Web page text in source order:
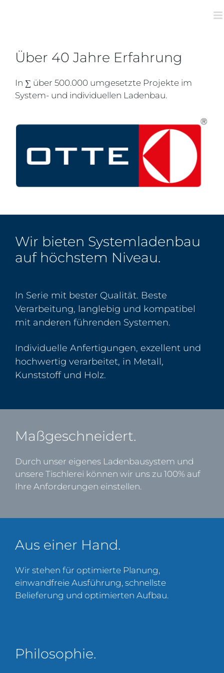
Über 40 Jahre Erfahrung
In ∑ über 500.000 umgesetzte Projekte im
System- und individuellen Ladenbau.
Wir bieten Systemladenbau
auf höchstem Niveau.
In Serie mit bester Qualität. Beste
Verarbeitung, langlebig und kompatibel
mit anderen führenden Systemen.
Individuelle Anfertigungen, exzellent und
hochwertig verarbeitet, in Metall,
Kunststoff und Holz.
Maßgeschneidert.
Durch unser eigenes Ladenbausystem und
unsere Tischlerei können wir uns zu 100% auf
Ihre Anforderungen einstellen.
Aus einer Hand.
Wir stehen für optimierte Planung,
einwandfreie Ausführung, schnellste
Belieferung und optimierten Aufbau.
Philosophie.